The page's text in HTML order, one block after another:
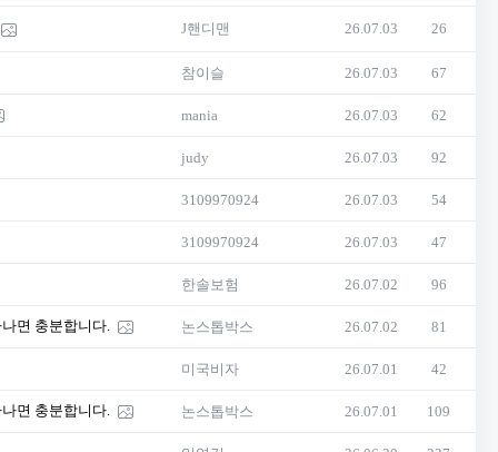
J핸디맨 26.07.03 26
참이슬 26.07.03 67
mania 26.07.03 62
judy 26.07.03 92
3109970924 26.07.03 54
3109970924 26.07.03 47
한솔보험 26.07.02 96
면 충분합니다. 논스톱박스 26.07.02 81
미국비자 26.07.01 42
면 충분합니다. 논스톱박스 26.07.01 109